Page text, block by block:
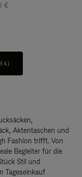
€
Aktentaschen und
Fashion trifft. Von
Begleiter für die
Stil und
Tageseinkauf